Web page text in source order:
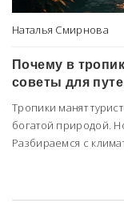
Наталья Смирнова
Почему в
советы для
Тропики манят
богатой природой.
Разбираемся с